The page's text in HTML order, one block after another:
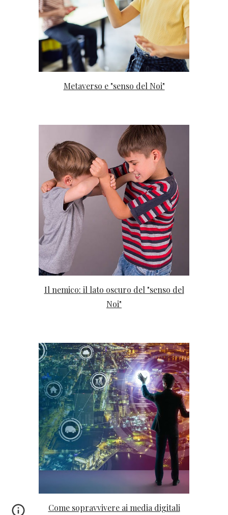
Metaverso e "senso del Noi"
Il nemico: il lato oscuro del "senso del
Noi"
Come sopravvivere ai media digitali